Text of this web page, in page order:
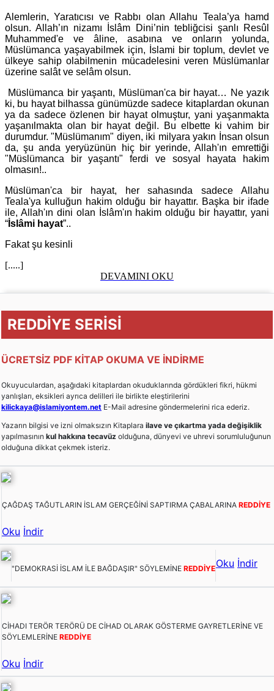
Alemlerin, Yaratıcısı ve Rabbı olan Allahu Teala’ya hamd
olsun. Allah’ın nizamı İslâm Dini’nin tebliğcisi şanlı Resûl
Muhammed'e ve âline, asabına ve onların yolunda,
Müslümanca yaşayabilmek için, İslami bir toplum, devlet ve
ülkeye sahip olabilmenin mücadelesini veren Müslümanlar
üzerine salât ve selâm olsun.
Müslümanca bir yaşantı, Müslüman'ca bir hayat… Ne yazık
ki, bu hayat bilhassa günümüzde sadece kitaplardan okunan
ya da sadece özlenen bir hayat olmuştur, yani yaşanmakta
yaşanılmakta olan bir hayat değil. Bu elbette ki vahim bir
durumdur. "Müslümanım" diyen, iki milyara yakın İnsan olsun
da, şu anda yeryüzünün hiç bir yerinde, Allah'ın emrettiği
"Müslümanca bir yaşantı" ferdi ve sosyal hayata hakim
olmasın!..
Müslüman'ca bir hayat, her sahasında sadece Allahu
Teala'ya kulluğun hakim olduğu bir hayattır. Başka bir ifade
ile, Allah'ın dini olan İslâm'ın hakim olduğu bir hayattır, yani
“ İslâmi hayat”..
Fakat şu kesinli
[.....]
DEVAMINI OKU
REDDİYE SERİSİ
ÜCRETSİZ PDF KİTAP OKUMA VE İNDİRME
Okuyuculardan, aşağıdaki kitaplardan okuduklarında gördükleri fikri, hükmi
yanlışları, eksikleri ayrıca delilleri ile birlikte eleştirilerini
kilickaya@islamiyontem.net E-Mail adresine göndermelerini rica ederiz.
Yazarın bilgisi ve izni olmaksızın Kitaplara ilave ve çıkartma yada değişiklik
yapılmasının kul hakkına tecavüz olduğuna, dünyevi ve uhrevi sorumluluğunun
olduğuna dikkat çekmek isteriz.
ÇAĞDAŞ TAĞUTLARIN İSLAM GERÇEĞİNİ SAPTIRMA ÇABALARINA REDDİYE
Oku İndir
"DEMOKRASİ İSLAM İLE BAĞDAŞIR" SÖYLEMİNE REDDİYEOku İndir
CİHADI TERÖR TERÖRÜ DE CİHAD OLARAK GÖSTERME GAYRETLERİNE VE
SÖYLEMLERİNE REDDİYE
Oku İndir